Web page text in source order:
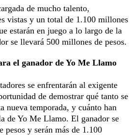
de mucho talento,
vistas y un total de 1.100 millones
estarán en juego a lo largo de la
se llevará 500 millones de pesos.
el ganador de Yo Me Llamo
se enfrentarán al exigente
de demostrar qué tanto se
nueva temporada, y cuánto han
de Yo Me Llamo. El ganador se
pesos y serán más de 1.100